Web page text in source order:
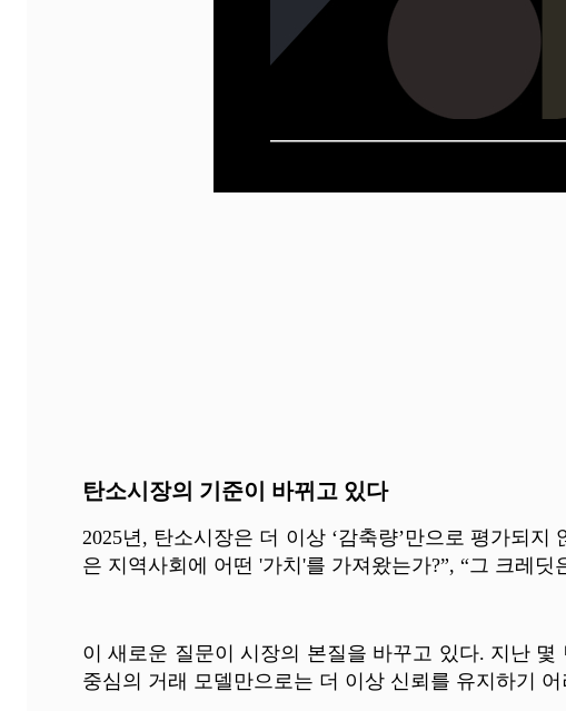
탄소시장의 기준이 바뀌고 있다
2025년, 탄소시장은 더 이상 ‘감축량’만으로 평가되
은 지역사회에 어떤 '가치'를 가져왔는가?”, “그 크레
이 새로운 질문이 시장의 본질을 바꾸고 있다. 지난
중심의 거래 모델만으로는 더 이상 신뢰를 유지하기